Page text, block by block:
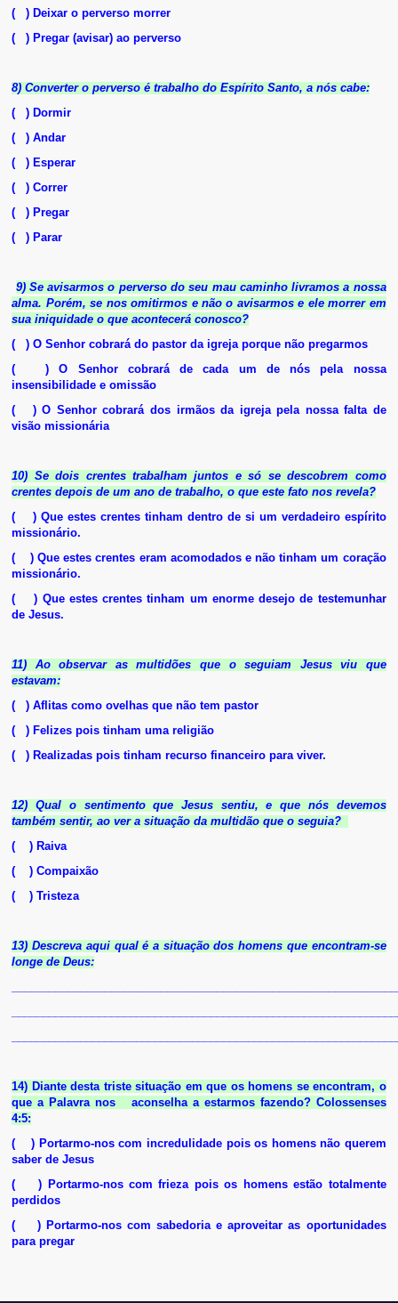
( ) Deixar o perverso morrer
( ) Pregar (avisar) ao perverso
8) Converter o perverso é trabalho do Espírito Santo, a nós cabe:
( ) Dormir
( ) Andar
( ) Esperar
( ) Correr
( ) Pregar
( ) Parar
9) Se avisarmos o perverso do seu mau caminho livramos a nossa
alma. Porém, se nos omitirmos e não o avisarmos e ele morrer em
sua iniquidade o que acontecerá conosco?
( ) O Senhor cobrará do pastor da igreja porque não pregarmos
( ) O Senhor cobrará de cada um de nós pela nossa
insensibilidade e omissão
( ) O Senhor cobrará dos irmãos da igreja pela nossa falta de
visão missionária
10) Se dois crentes trabalham juntos e só se descobrem como
crentes depois de um ano de trabalho, o que este fato nos revela?
( ) Que estes crentes tinham dentro de si um verdadeiro espírito
missionário.
( ) Que estes crentes eram acomodados e não tinham um coração
missionário.
( ) Que estes crentes tinham um enorme desejo de testemunhar
de Jesus.
11) Ao observar as multidões que o seguiam Jesus viu que
estavam:
( ) Aflitas como ovelhas que não tem pastor
( ) Felizes pois tinham uma religião
( ) Realizadas pois tinham recurso financeiro para viver.
12) Qual o sentimento que Jesus sentiu, e que nós devemos
também sentir, ao ver a situação da multidão que o seguia?
( ) Raiva
( ) Compaixão
( ) Tristeza
13) Descreva aqui qual é a situação dos homens que encontram-se
longe de Deus:
14) Diante desta triste situação em que os homens se encontram, o
que a Palavra nos aconselha a estarmos fazendo? Colossenses
4:5:
( ) Portarmo-nos com incredulidade pois os homens não querem
saber de Jesus
( ) Portarmo-nos com frieza pois os homens estão totalmente
perdidos
( ) Portarmo-nos com sabedoria e aproveitar as oportunidades
para pregar